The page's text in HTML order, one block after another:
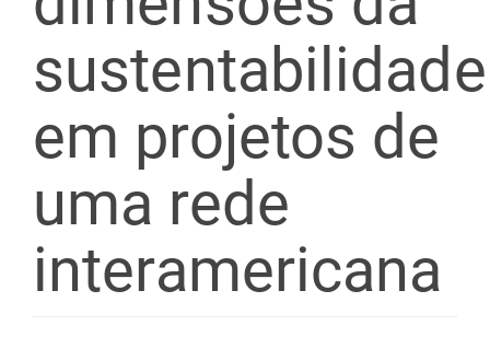
sustentabilidade
em projetos de
uma rede
interamericana